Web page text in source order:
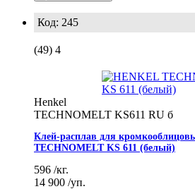
Код: 245
(49) 4
Henkel
TECHNOMELT KS611 RU б
Клей-расплав для
TECHNOMELT KS 611 (белый)
596 /кг.
14 900 /уп.